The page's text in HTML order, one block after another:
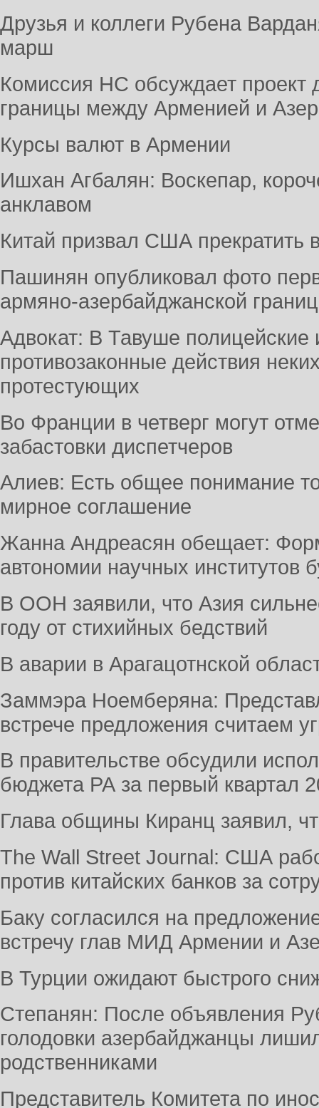
Друзья и коллеги Рубена
марш
Комиссия НС обсуждает проект
границы между Арменией и
Курсы валют в Армении
Ишхан Агбалян: Воскепар,
анклавом
Китай призвал США прекратить
Пашинян опубликовал фото
армяно-азербайджанской
Адвокат: В Тавуше полицейские
противозаконные действия
протестующих
Во Франции в четверг могут
забастовки диспетчеров
Алиев: Есть общее понимание
мирное соглашение
Жанна Андреасян обещает:
автономии научных институтов
В ООН заявили, что Азия
году от стихийных бедствий
В аварии в Арагацотнской
Заммэра Ноемберяна:
встрече предложения считаем
В правительстве обсудили
бюджета РА за первый квартал
Глава общины Киранц заявил,
The Wall Street Journal: США
против китайских банков за
Баку согласился на
встречу глав МИД Армении и
В Турции ожидают быстрого
Степанян: После объявления
голодовки азербайджанцы
родственниками
Представитель Комитета по